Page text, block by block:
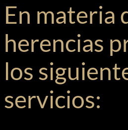
En materia
herencias
los
servicios: